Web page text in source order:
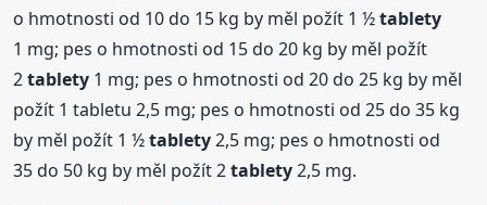
o hmotnosti od 10 do 15 kg by měl požít 1 ½tablety
1 mg; pes o hmotnosti od 15 do 20 kg by měl požít
2tablety 1 mg; pes o hmotnosti od 20 do 25 kg by měl
požít 1 tabletu 2,5 mg; pes o hmotnosti od 25 do 35 kg
by měl požít 1 ½tablety2,5 mg; pes o hmotnosti od
35 do 50 kg by měl požít 2tablety2,5 mg.